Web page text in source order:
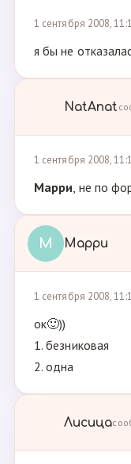
1 сентября 2008,
я бы не
NatAnat
1 сентября 2008,
Марри, не по
М Марри
1 сентября 2008,
ок🙂))
1. безниковая
2. одна
Лисица